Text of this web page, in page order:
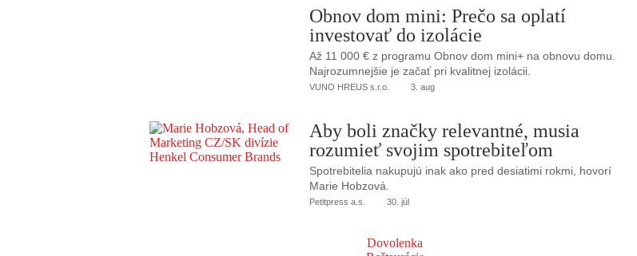
Obnov dom mini: Prečo sa oplatí
investovať do izolácie
Až 11 000 € z programu Obnov dom mini+ na obnovu domu.
Najrozumnejšie je začať pri kvalitnej izolácii.
VUNO HREUS s.r.o. 3. aug
Aby boli značky relevantné, musia
rozumieť svojim spotrebiteľom
Spotrebitelia nakupujú inak ako pred desiatimi rokmi, hovorí
Marie Hobzová.
Petitpress a.s. 30. júl
Dovolenka